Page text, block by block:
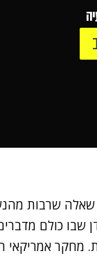
שרבות
שבו כולם
מחקר אמריקאי